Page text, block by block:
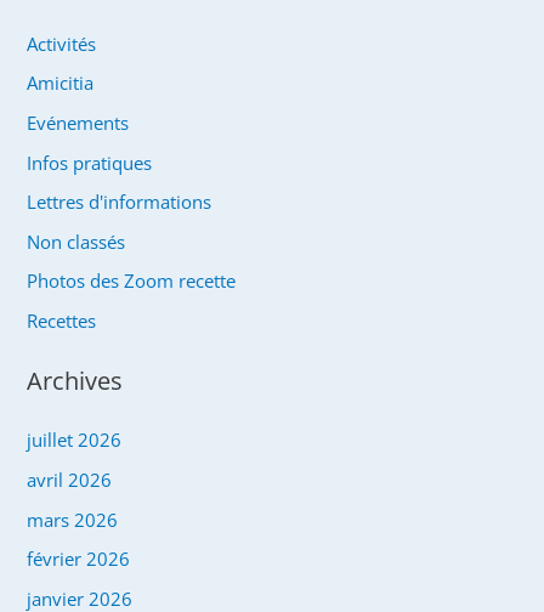
Activités
Amicitia
Evénements
Infos pratiques
Lettres d'informations
Non classés
Photos des Zoom recette
Recettes
Archives
juillet 2026
avril 2026
mars 2026
février 2026
janvier 2026